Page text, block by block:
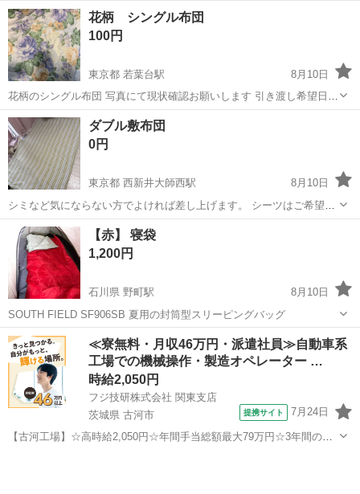
東京 文京区 江戸川橋駅 寝具
花柄 シングル布団
100円
東京都 若葉台駅
8月10日
花柄のシングル布団 写真にて現状確認お願いします 引き渡し希望日3
日ほどを記入してご連絡ください☺︎
東京 稲城市 若葉台駅
ダブル敷布団
0円
東京都 西新井大師西駅
8月10日
シミなど気にならない方でよければ差し上げます。 シーツはご希望あ
れば無料でお付けします！ 連絡まめな方優先 その辺に置いといてくだ
さい系はNGです。 平日の日中または土日祝の午前中のみお渡し可能
です。 子供と昼寝で使っ...
東京 足立区 西新井大師西駅
【赤】 寝袋
1,200円
石川県 野町駅
8月10日
SOUTH FIELD SF906SB 夏用の封筒型スリーピングバッグ
石川 金沢市 野町駅 寝具
≪寮無料・月収46万円・派遣社員≫自動車系
工場での機械操作・製造オペレーター …
時給2,050円
フジ技研株式会社 関東支店
茨城県 古河市
提携サイト 7月24日
【古河工場】☆高時給2,050円☆年間手当総額最大79万円☆3年間の手